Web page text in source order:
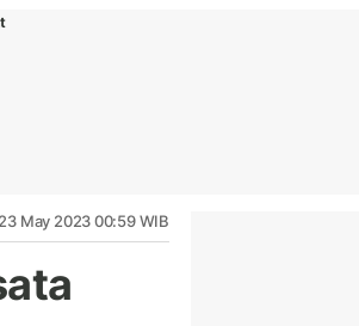
May 2023 00:59 WIB